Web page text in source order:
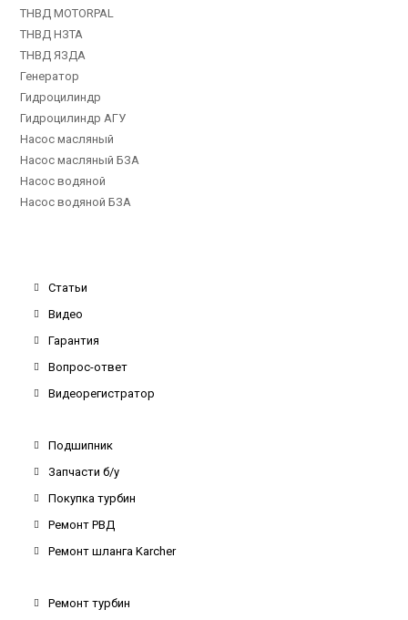
ТНВД MOTORPAL
ТНВД НЗТА
ТНВД ЯЗДА
Генератор
Гидроцилиндр
Гидроцилиндр АГУ
Насос масляный
Насос масляный БЗА
Насос водяной
Насос водяной БЗА
Статьи
Видео
Гарантия
Вопрос-ответ
Видеорегистратор
Подшипник
Запчасти б/у
Покупка турбин
Ремонт РВД
Ремонт шланга Karcher
Ремонт турбин